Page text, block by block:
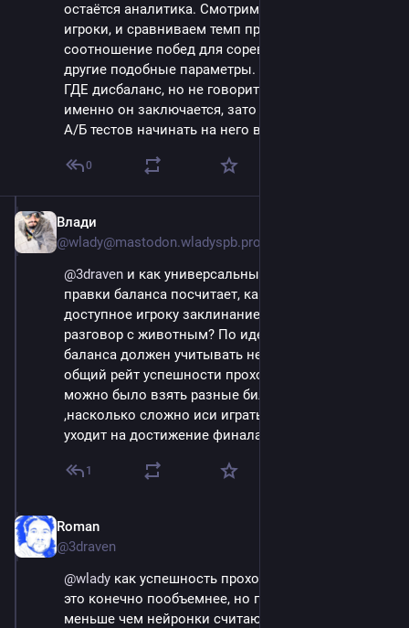
остаётся аналитика. Смотрим, за кого играют
игроки, и сравниваем темп прохождения,
соотношение побед для соревновательных игр, и
другие подобные параметры. Это даёт понимание
ГДЕ дисбаланс, но не говорит о том, в чём
именно он заключается, зато можно с помощью
А/Б тестов начинать на него влиять.
0
Влади
@wlady@mastodon.wladyspb.pro
@3draven и как универсальный инструмент для
правки баланса посчитает, какой эффект окажет
доступное игроку заклинание создания воды или
разговор с животным? По идее, такой рассчет
баланса должен учитывать не дпс, а какой-то
общий рейт успешности прохождения, чтобы
можно было взять разные билды и сравнить
,насколько сложно иси играть и сколько времени
уходит на достижение финала.
1
Roman
@3draven
@wlady как успешность прохождения всей игры,
это конечно пообъемнее, но подозреваю намного
меньше чем нейронки считаются нынешние. Эх,